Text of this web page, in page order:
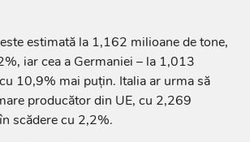
estimată la 1,162 milioane de tone,
iar cea a Germaniei – la 1,013
10,9% mai puțin. Italia ar urma să
producător din UE, cu 2,269
scădere cu 2,2%.